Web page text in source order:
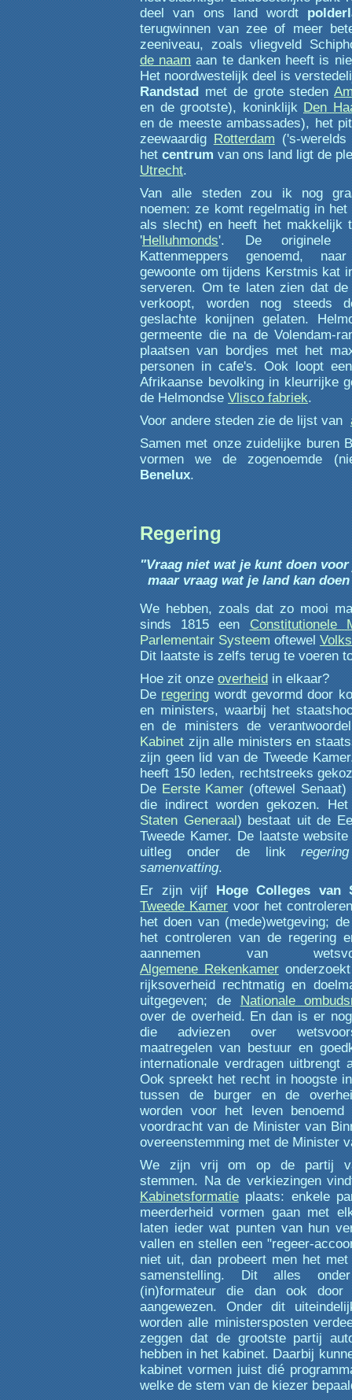
deel van ons land wordt
terugwinnen van zee of meer
zeeniveau, zoals vliegveld
de naamaan te danken heeft is
Het noordwestelijk deel is
Randstadmet de grote steden
en de grootste), koninklijkDen
en de meeste ambassades), het
zeewaardigRotterdam('s-werelds
hetcentrumvan ons land ligt de
Utrecht.
Van alle steden zou ik nog
noemen: ze komt regelmatig in
als slecht) en heeft het makkelijk
'Helluhmonds'. De originele
Kattenmeppers genoemd,
gewoonte om tijdens Kerstmis kat
serveren. Om te laten zien dat
verkoopt, worden nog steeds
geslachte konijnen gelaten.
germeente die na de Volendam-
plaatsen van bordjes met het
personen in cafe's. Ook loopt
Afrikaanse bevolking in kleurrijke
de HelmondseVlisco fabriek.
Voor andere steden zie de lijst van
Samen met onze zuidelijke buren
vormen we de zogenoemde
Benelux.
Regering
"Vraag niet wat je kunt doen
maar vraag wat je land kan
We hebben, zoals dat zo mooi
sinds 1815 eenConstitutionele
Parlementair Systeemoftewel
Dit laatste is zelfs terug te voeren
Hoe zit onzeoverheidin elkaar?
Deregeringwordt gevormd door
en ministers, waarbij het
en de ministers de
Kabinetzijn alle ministers en
zijn geen lid van de Tweede
heeft 150 leden, rechtstreeks
DeEerste Kamer(oftewel Senaat)
die indirect worden gekozen.
Staten Generaal) bestaat uit de
Tweede Kamer. De laatste
uitleg onder de link
samenvatting.
Er zijn vijfHoge Colleges van
Tweede Kamervoor het
het doen van (mede)wetgeving;
het controleren van de regering
aannemen van
Algemene Rekenkamer
rijksoverheid rechtmatig en
uitgegeven; deNationale
over de overheid. En dan is er
die adviezen over
maatregelen van bestuur en
internationale verdragen uitbrengt
Ook spreekt het recht in hoogste
tussen de burger en de
worden voor het leven
voordracht van de Minister van
overeenstemming met de Minister
We zijn vrij om op de partij
stemmen. Na de verkiezingen
Kabinetsformatieplaats: enkele
meerderheid vormen gaan met
laten ieder wat punten van hun
vallen en stellen een "regeer-
niet uit, dan probeert men het
samenstelling. Dit alles
(in)formateur die dan ook door
aangewezen. Onder dit
worden alle ministersposten
zeggen dat de grootste partij
hebben in het kabinet. Daarbij
kabinet vormen juist dié
welke de stem van de kiezer